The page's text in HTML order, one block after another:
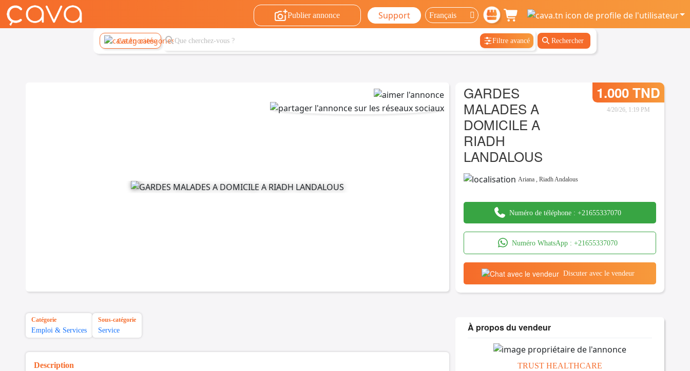
Publier annonce Support
Catégories Filtre avancé Rechercher
GARDES
MALADES A
DOMICILE A
RIADH
LANDALOUS
1.000 TND
4/20/26, 1:19 PM
Ariana ,Riadh Andalous
Numéro de téléphone :+21655337070
Numéro WhatsApp : +21655337070
Discuter avec le vendeur
Catégorie
Emploi & Services
Sous-catégorie
Service
Description
À propos du vendeur
TRUST HEALTHCARE